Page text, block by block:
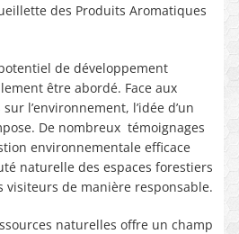
des Produits Aromatiques
de développement
être abordé. Face aux
l’environnement, l’idée d’un
De nombreux témoignages
environnementale efficace
naturelle des espaces forestiers
visiteurs de manière responsable.
naturelles offre un champ